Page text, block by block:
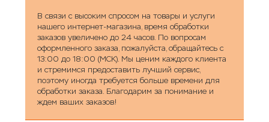
В связи с высоким спросом на товары и услуги
нашего интернет-магазина, время обработки
заказов увеличено до 24 часов. По вопросам
оформленного заказа, пожалуйста, обращайтесь с
13:00 до 18:00 (МСК). Мы ценим каждого клиента
и стремимся предоставить лучший сервис,
поэтому иногда требуется больше времени для
обработки заказа. Благодарим за понимание и
ждем ваших заказов!